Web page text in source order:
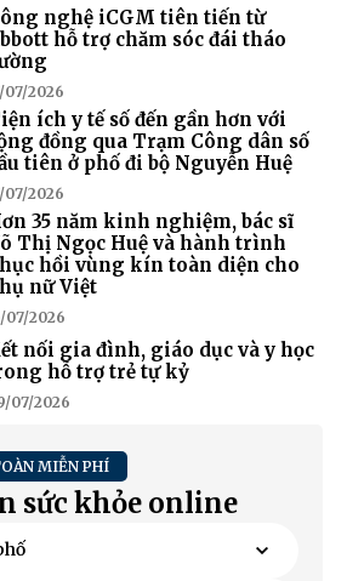
nghệ iCGM tiên tiến từ
hỗ trợ chăm sóc đái tháo
07/2026
ích y tế số đến gần hơn với
đồng qua Trạm Công dân số
tiên ở phố đi bộ Nguyễn Huệ
07/2026
35 năm kinh nghiệm, bác sĩ
Thị Ngọc Huệ và hành trình
hồi vùng kín toàn diện cho
nữ Việt
07/2026
nối gia đình, giáo dục và y học
hỗ trợ trẻ tự kỷ
07/2026
MIỄN PHÍ
sức khỏe online